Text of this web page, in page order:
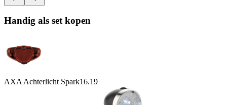
Handig als set kopen
AXA Achterlicht Spark16.19